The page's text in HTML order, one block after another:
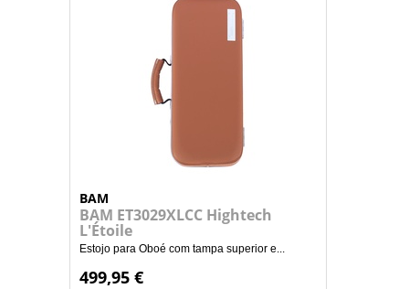
BAM
BAM ET3029XLCC Hightech
L'Étoile
Estojo para Oboé com tampa superior e...
499,95 €